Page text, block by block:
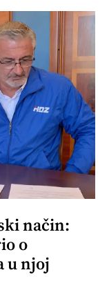
način:
o
u njoj